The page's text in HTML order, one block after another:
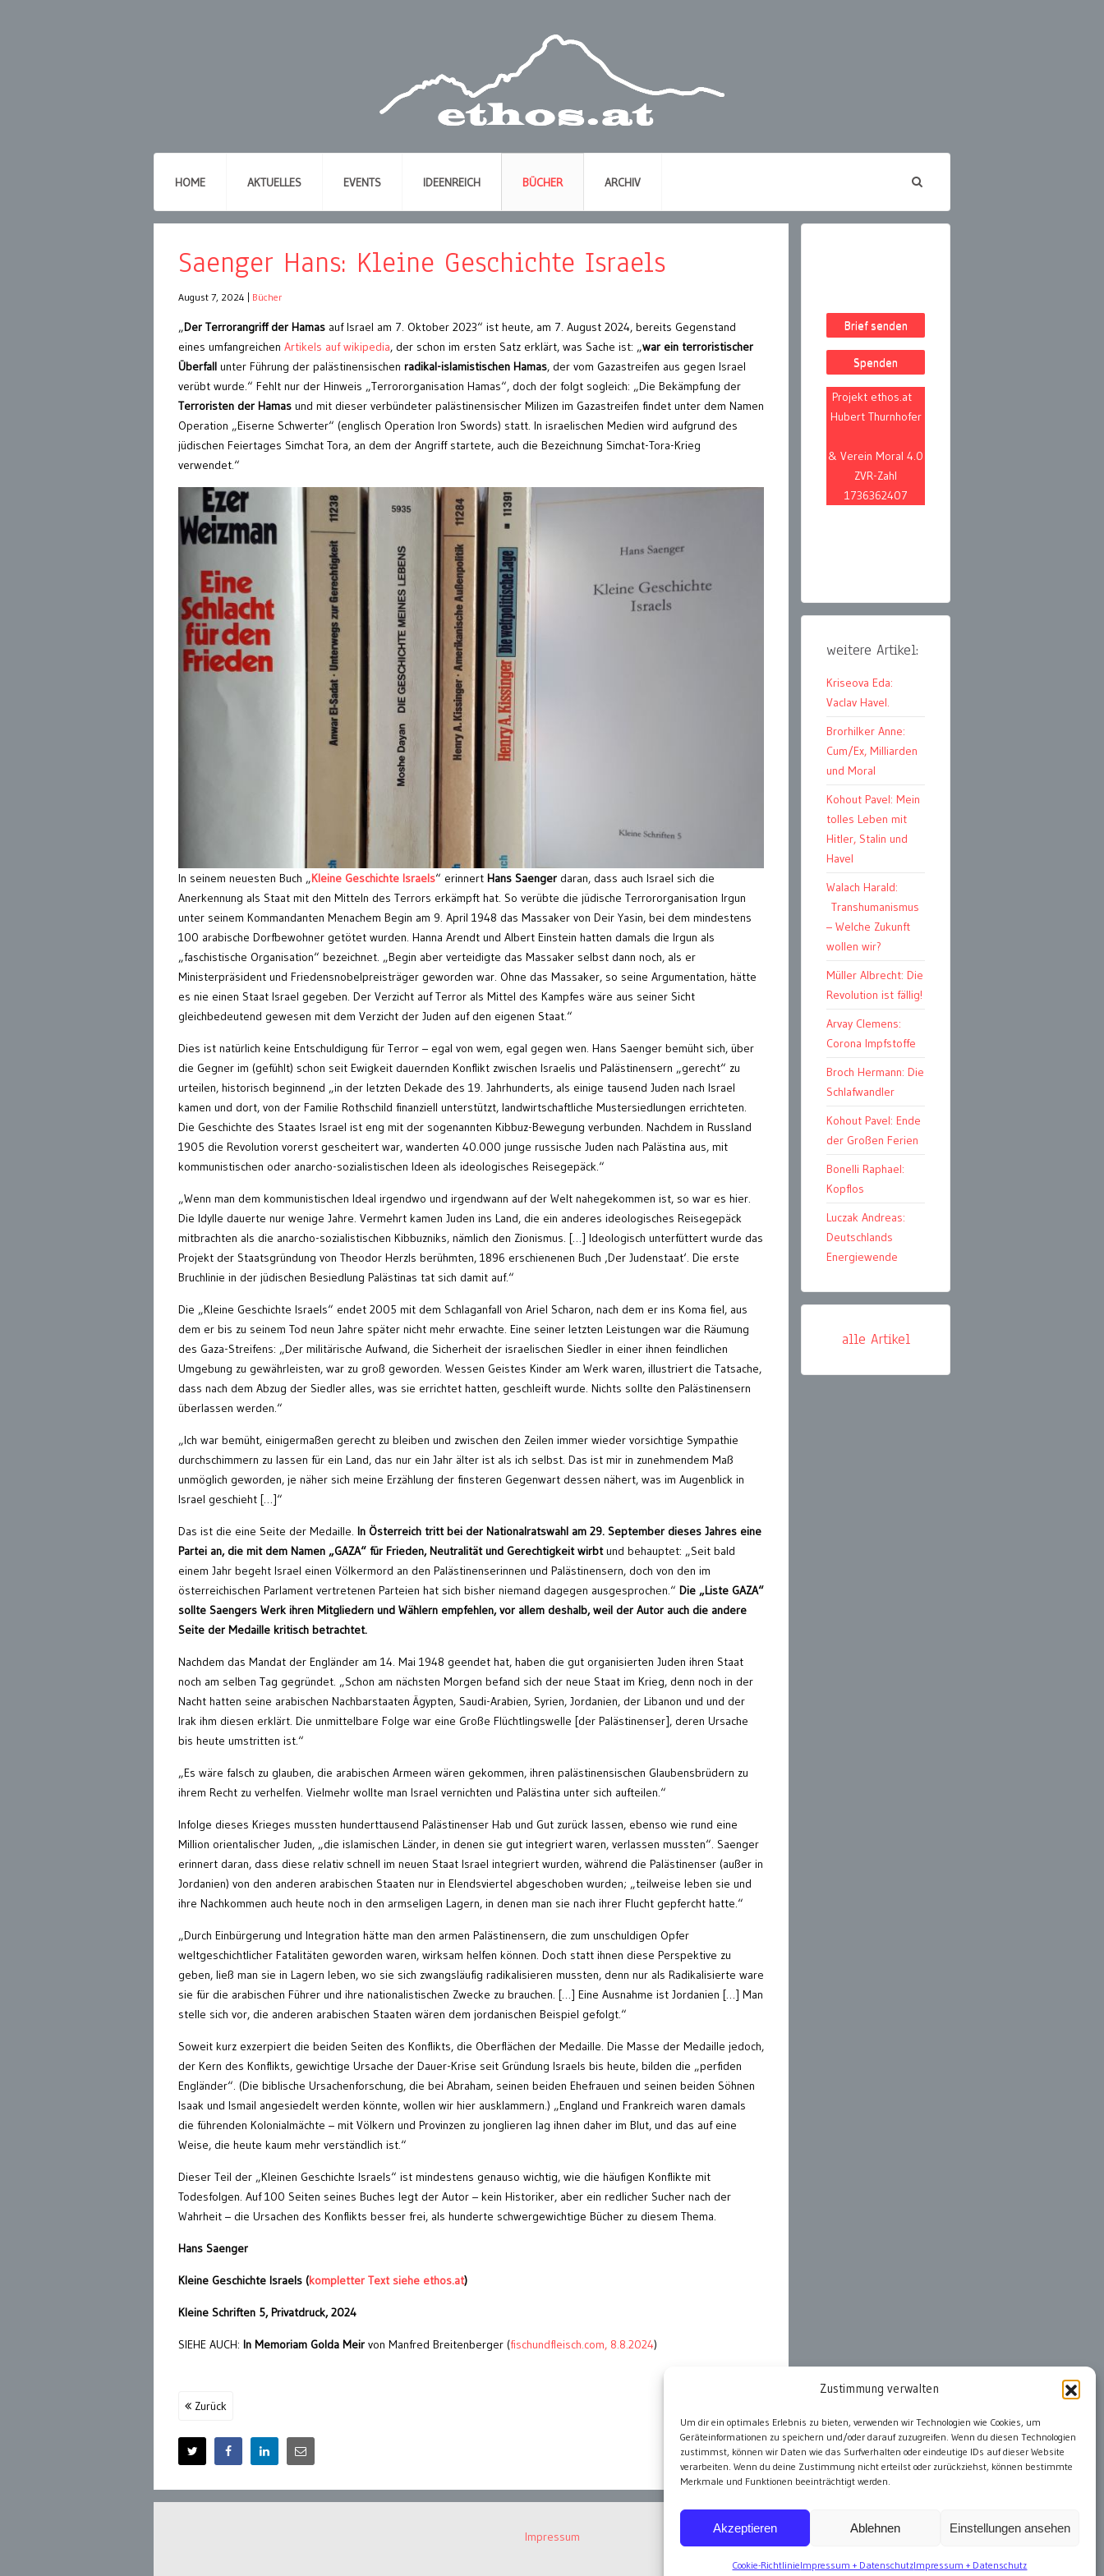
Zustimmung verwalten
Um dir ein optimales Erlebnis zu bieten, verwenden wir Technologien wie Cookies, um
Geräteinformationen zu speichern und/oder darauf zuzugreifen. Wenn du diesen Technologien
zustimmst, können wir Daten wie das Surfverhalten oder eindeutige IDs auf dieser Website
verarbeiten. Wenn du deine Zustimmung nicht erteilst oder zurückziehst, können bestimmte
Merkmale und Funktionen beeinträchtigt werden.
Akzeptieren Ablehnen Einstellungen ansehen
Cookie-RichtlinieImpressum + DatenschutzImpressum + Datenschutz
HOME AKTUELLES EVENTS IDEENREICH BÜCHER ARCHIV
Saenger Hans: Kleine Geschichte Israels
August 7, 2024 Bücher
„Der Terrorangriff der Hamas auf Israel am 7. Oktober 2023“ ist heute, am 7. August 2024, bereits Gegenstand
eines umfangreichen Artikels auf wikipedia, der schon im ersten Satz erklärt, was Sache ist: „war ein terroristischer
Überfall unter Führung der palästinensischen radikal-islamistischen Hamas, der vom Gazastreifen aus gegen Israel
verübt wurde.“ Fehlt nur der Hinweis „Terrororganisation Hamas“, doch der folgt sogleich: „Die Bekämpfung der
Terroristen der Hamas und mit dieser verbündeter palästinensischer Milizen im Gazastreifen findet unter dem Namen
Operation „Eiserne Schwerter“ (englisch Operation Iron Swords) statt. In israelischen Medien wird aufgrund des
jüdischen Feiertages Simchat Tora, an dem der Angriff startete, auch die Bezeichnung Simchat-Tora-Krieg
verwendet.“
In seinem neuesten Buch „Kleine Geschichte Israels“ erinnert Hans Saenger daran, dass auch Israel sich die
Anerkennung als Staat mit den Mitteln des Terrors erkämpft hat. So verübte die jüdische Terrororganisation Irgun
unter seinem Kommandanten Menachem Begin am 9. April 1948 das Massaker von Deir Yasin, bei dem mindestens
100 arabische Dorfbewohner getötet wurden. Hanna Arendt und Albert Einstein hatten damals die Irgun als
„faschistische Organisation“ bezeichnet. „Begin aber verteidigte das Massaker selbst dann noch, als er
Ministerpräsident und Friedensnobelpreisträger geworden war. Ohne das Massaker, so seine Argumentation, hätte
es nie einen Staat Israel gegeben. Der Verzicht auf Terror als Mittel des Kampfes wäre aus seiner Sicht
gleichbedeutend gewesen mit dem Verzicht der Juden auf den eigenen Staat.“
Dies ist natürlich keine Entschuldigung für Terror – egal von wem, egal gegen wen. Hans Saenger bemüht sich, über
die Gegner im (gefühlt) schon seit Ewigkeit dauernden Konflikt zwischen Israelis und Palästinensern „gerecht“ zu
urteilen, historisch beginnend „in der letzten Dekade des 19. Jahrhunderts, als einige tausend Juden nach Israel
kamen und dort, von der Familie Rothschild finanziell unterstützt, landwirtschaftliche Mustersiedlungen errichteten.
Die Geschichte des Staates Israel ist eng mit der sogenannten Kibbuz-Bewegung verbunden. Nachdem in Russland
1905 die Revolution vorerst gescheitert war, wanderten 40.000 junge russische Juden nach Palästina aus, mit
kommunistischen oder anarcho-sozialistischen Ideen als ideologisches Reisegepäck.“
„Wenn man dem kommunistischen Ideal irgendwo und irgendwann auf der Welt nahegekommen ist, so war es hier.
Die Idylle dauerte nur wenige Jahre. Vermehrt kamen Juden ins Land, die ein anderes ideologisches Reisegepäck
mitbrachten als die anarcho-sozialistischen Kibbuzniks, nämlich den Zionismus. […] Ideologisch unterfüttert wurde das
Projekt der Staatsgründung von Theodor Herzls berühmten, 1896 erschienenen Buch ‚Der Judenstaat‘. Die erste
Bruchlinie in der jüdischen Besiedlung Palästinas tat sich damit auf.“
Die „Kleine Geschichte Israels“ endet 2005 mit dem Schlaganfall von Ariel Scharon, nach dem er ins Koma fiel, aus
dem er bis zu seinem Tod neun Jahre später nicht mehr erwachte. Eine seiner letzten Leistungen war die Räumung
des Gaza-Streifens: „Der militärische Aufwand, die Sicherheit der israelischen Siedler in einer ihnen feindlichen
Umgebung zu gewährleisten, war zu groß geworden. Wessen Geistes Kinder am Werk waren, illustriert die Tatsache,
dass nach dem Abzug der Siedler alles, was sie errichtet hatten, geschleift wurde. Nichts sollte den Palästinensern
überlassen werden.“
„Ich war bemüht, einigermaßen gerecht zu bleiben und zwischen den Zeilen immer wieder vorsichtige Sympathie
durchschimmern zu lassen für ein Land, das nur ein Jahr älter ist als ich selbst. Das ist mir in zunehmendem Maß
unmöglich geworden, je näher sich meine Erzählung der finsteren Gegenwart dessen nähert, was im Augenblick in
Israel geschieht […]“
Das ist die eine Seite der Medaille. In Österreich tritt bei der Nationalratswahl am 29. September dieses Jahres eine
Partei an, die mit dem Namen „GAZA“ für Frieden, Neutralität und Gerechtigkeit wirbtund behauptet: „Seit bald
einem Jahr begeht Israel einen Völkermord an den Palästinenserinnen und Palästinensern, doch von den im
österreichischen Parlament vertretenen Parteien hat sich bisher niemand dagegen ausgesprochen.“ Die „Liste GAZA“
sollte Saengers Werk ihren Mitgliedern und Wählern empfehlen, vor allem deshalb, weil der Autor auch die andere
Seite der Medaille kritisch betrachtet.
Nachdem das Mandat der Engländer am 14. Mai 1948 geendet hat, haben die gut organisierten Juden ihren Staat
noch am selben Tag gegründet. „Schon am nächsten Morgen befand sich der neue Staat im Krieg, denn noch in der
Nacht hatten seine arabischen Nachbarstaaten Ägypten, Saudi-Arabien, Syrien, Jordanien, der Libanon und und der
Irak ihm diesen erklärt. Die unmittelbare Folge war eine Große Flüchtlingswelle [der Palästinenser], deren Ursache
bis heute umstritten ist.“
„Es wäre falsch zu glauben, die arabischen Armeen wären gekommen, ihren palästinensischen Glaubensbrüdern zu
ihrem Recht zu verhelfen. Vielmehr wollte man Israel vernichten und Palästina unter sich aufteilen.“
Infolge dieses Krieges mussten hunderttausend Palästinenser Hab und Gut zurück lassen, ebenso wie rund eine
Million orientalischer Juden, „die islamischen Länder, in denen sie gut integriert waren, verlassen mussten“. Saenger
erinnert daran, dass diese relativ schnell im neuen Staat Israel integriert wurden, während die Palästinenser (außer in
Jordanien) von den anderen arabischen Staaten nur in Elendsviertel abgeschoben wurden; „teilweise leben sie und
ihre Nachkommen auch heute noch in den armseligen Lagern, in denen man sie nach ihrer Flucht gepfercht hatte.“
„Durch Einbürgerung und Integration hätte man den armen Palästinensern, die zum unschuldigen Opfer
weltgeschichtlicher Fatalitäten geworden waren, wirksam helfen können. Doch statt ihnen diese Perspektive zu
geben, ließ man sie in Lagern leben, wo sie sich zwangsläufig radikalisieren mussten, denn nur als Radikalisierte ware
sie für die arabischen Führer und ihre nationalistischen Zwecke zu brauchen. […] Eine Ausnahme ist Jordanien […] Man
stelle sich vor, die anderen arabischen Staaten wären dem jordanischen Beispiel gefolgt.“
Soweit kurz exzerpiert die beiden Seiten des Konflikts, die Oberflächen der Medaille. Die Masse der Medaille jedoch,
der Kern des Konflikts, gewichtige Ursache der Dauer-Krise seit Gründung Israels bis heute, bilden die „perfiden
Engländer“. (Die biblische Ursachenforschung, die bei Abraham, seinen beiden Ehefrauen und seinen beiden Söhnen
Isaak und Ismail angesiedelt werden könnte, wollen wir hier ausklammern.) „England und Frankreich waren damals
die führenden Kolonialmächte – mit Völkern und Provinzen zu jonglieren lag ihnen daher im Blut, und das auf eine
Weise, die heute kaum mehr verständlich ist.“
Dieser Teil der „Kleinen Geschichte Israels“ ist mindestens genauso wichtig, wie die häufigen Konflikte mit
Todesfolgen. Auf 100 Seiten seines Buches legt der Autor – kein Historiker, aber ein redlicher Sucher nach der
Wahrheit – die Ursachen des Konflikts besser frei, als hunderte schwergewichtige Bücher zu diesem Thema.
Hans Saenger
Kleine Geschichte Israels (kompletter Text siehe ethos.at)
Kleine Schriften 5, Privatdruck, 2024
SIEHE AUCH: In Memoriam Golda Meir von Manfred Breitenberger (fischundfleisch.com, 8.8.2024)
Zurück
Brief senden
Spenden
Projekt ethos.at
Hubert Thurnhofer
& Verein Moral 4.0
ZVR-Zahl
1736362407
weitere Artikel:
Kriseova Eda:
Vaclav Havel.
Brorhilker Anne:
Cum/Ex, Milliarden
und Moral
Kohout Pavel: Mein
tolles Leben mit
Hitler, Stalin und
Havel
Walach Harald:
Transhumanismus
– Welche Zukunft
wollen wir?
Müller Albrecht: Die
Revolution ist fällig!
Arvay Clemens:
Corona Impfstoffe
Broch Hermann: Die
Schlafwandler
Kohout Pavel: Ende
der Großen Ferien
Bonelli Raphael:
Kopflos
Luczak Andreas:
Deutschlands
Energiewende
alle Artikel
Impressum